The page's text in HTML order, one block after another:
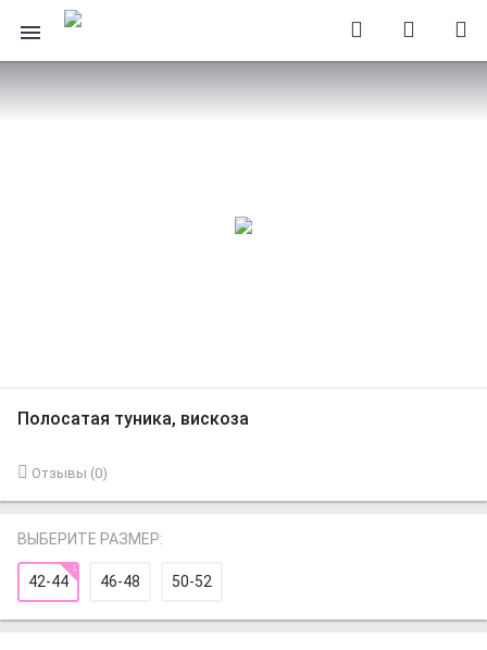
Полосатая туника, вискоза
Отзывы (0)
ВЫБЕРИТЕ РАЗМЕР:
42-44 46-48 50-52